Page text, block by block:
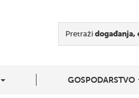
Pretraži
GOSPODARSTVO